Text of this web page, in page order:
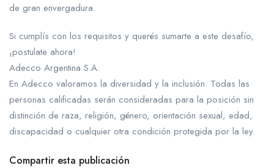
de gran envergadura.
Si cumplís con los requisitos y querés sumarte a este desafío,
¡postulate ahora!
Adecco Argentina S.A.
En Adecco valoramos la diversidad y la inclusión. Todas las
personas calificadas serán consideradas para la posición sin
distinción de raza, religión, género, orientación sexual, edad,
discapacidad o cualquier otra condición protegida por la ley.
Compartir esta publicación